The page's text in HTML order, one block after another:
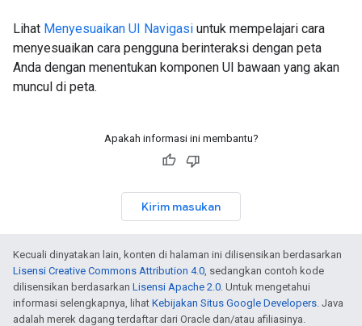
Lihat Menyesuaikan UI Navigasi untuk mempelajari cara
menyesuaikan cara pengguna berinteraksi dengan peta
Anda dengan menentukan komponen UI bawaan yang akan
muncul di peta.
Apakah informasi ini membantu?
Kirim masukan
Kecuali dinyatakan lain, konten di halaman ini dilisensikan berdasarkan
Lisensi Creative Commons Attribution 4.0, sedangkan contoh kode
dilisensikan berdasarkan Lisensi Apache 2.0. Untuk mengetahui
informasi selengkapnya, lihat Kebijakan Situs Google Developers. Java
adalah merek dagang terdaftar dari Oracle dan/atau afiliasinya.